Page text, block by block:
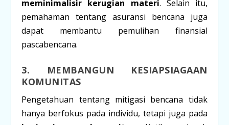
meminimalisir kerugian materi. Selain itu,
pemahaman tentang asuransi bencana juga
dapat membantu pemulihan finansial
pascabencana.
3. MEMBANGUN KESIAPSIAGAAN
KOMUNITAS
Pengetahuan tentang mitigasi bencana tidak
hanya berfokus pada individu, tetapi juga pada